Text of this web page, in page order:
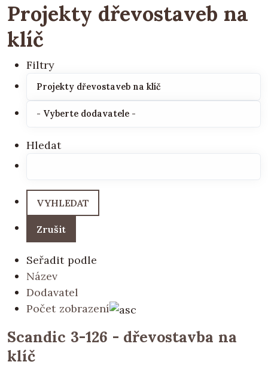
Projekty dřevostaveb na
klíč
Filtry
Hledat
Seřadit podle
Název
Dodavatel
Počet zobrazení
Scandic 3-126 - dřevostavba na
klíč